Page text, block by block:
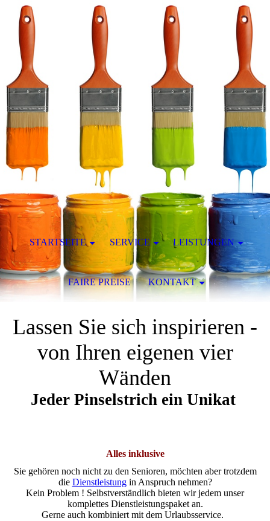
Lassen Sie sich inspirieren -
von Ihren eigenen vier
Wänden
Jeder Pinselstrich ein Unikat
Alles inklusive
Sie gehören noch nicht zu den Senioren, möchten aber trotzdem
die Dienstleistungin Anspruch nehmen?
Kein Problem ! Selbstverständlich bieten wir jedem unser
komplettes Dienstleistungspaket an.
Gerne auch kombiniert mit dem Urlaubsservice.
STARTSEITE SERVICE LEISTUNGEN
FAIRE PREISE KONTAKT